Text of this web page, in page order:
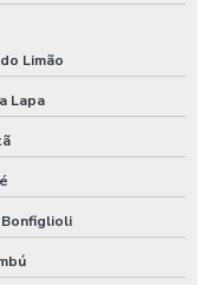
de acesso
Limão
Lapa
Bonfiglioli